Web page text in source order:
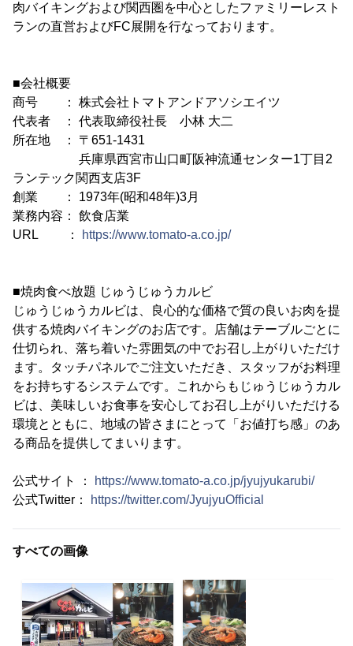
肉バイキングおよび関西圏を中心としたファミリーレスト
ランの直営およびFC展開を行なっております。
■会社概要
商号 ： 株式会社トマトアンドアソシエイツ
代表者 ： 代表取締役社長 小林 大二
所在地 ： 〒651-1431
兵庫県西宮市山口町阪神流通センター1丁目2
ランテック関西支店3F
創業 ： 1973年(昭和48年)3月
業務内容： 飲食店業
URL ：
https://www.tomato-a.co.jp/
■焼肉食べ放題 じゅうじゅうカルビ
じゅうじゅうカルビは、良心的な価格で質の良いお肉を提
供する焼肉バイキングのお店です。店舗はテーブルごとに
仕切られ、落ち着いた雰囲気の中でお召し上がりいただけ
ます。タッチパネルでご注文いただき、スタッフがお料理
をお持ちするシステムです。これからもじゅうじゅうカル
ビは、美味しいお食事を安心してお召し上がりいただける
環境とともに、地域の皆さまにとって「お値打ち感」のあ
る商品を提供してまいります。
公式サイト ：
https://www.tomato-a.co.jp/jyujyukarubi/
公式Twitter：
https://twitter.com/JyujyuOfficial
すべての画像